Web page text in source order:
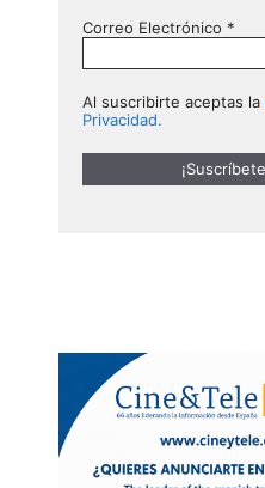
Correo Electrónico *
Al suscribirte aceptas la
Privacidad.